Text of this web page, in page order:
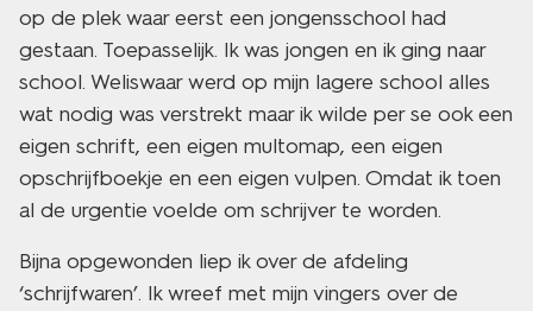
op de plek waar eerst een jongensschool had
gestaan. Toepasselijk. Ik was jongen en ik ging naar
school. Weliswaar werd op mijn lagere school alles
wat nodig was verstrekt maar ik wilde per se ook een
eigen schrift, een eigen multomap, een eigen
opschrijfboekje en een eigen vulpen. Omdat ik toen
al de urgentie voelde om schrijver te worden.
Bijna opgewonden liep ik over de afdeling
‘schrijfwaren’. Ik wreef met mijn vingers over de